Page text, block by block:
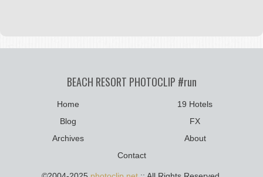
BEACH RESORT PHOTOCLIP #run
Home
19 Hotels
Blog
FX
Archives
About
Contact